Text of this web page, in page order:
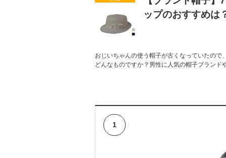
ップのおすすめは
おじいちゃんの使う帽子が古くなっていたの
どんなものですか？男性に人気の帽子ブラン
1